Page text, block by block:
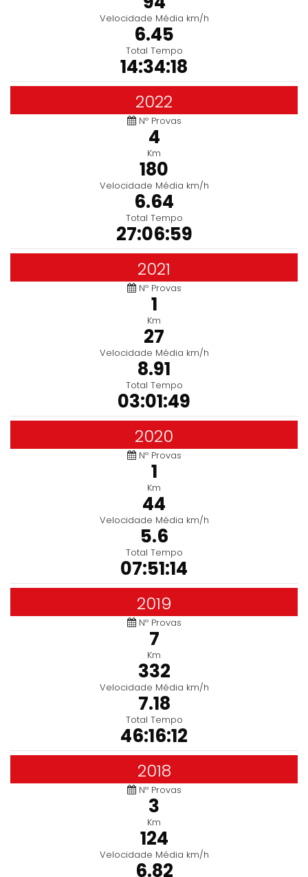
Velocidade Média km/h
6.45
Total Tempo
14:34:18
2022
Nº Provas
4
Km
180
Velocidade Média km/h
6.64
Total Tempo
27:06:59
2021
Nº Provas
1
Km
27
Velocidade Média km/h
8.91
Total Tempo
03:01:49
2020
Nº Provas
1
Km
44
Velocidade Média km/h
5.6
Total Tempo
07:51:14
2019
Nº Provas
7
Km
332
Velocidade Média km/h
7.18
Total Tempo
46:16:12
2018
Nº Provas
3
Km
124
Velocidade Média km/h
6.82